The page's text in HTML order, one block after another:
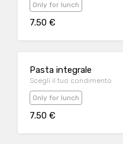
Only for lunch
7.50 €
Pasta integrale
Scegli il tuo condimento
Only for lunch
7.50 €